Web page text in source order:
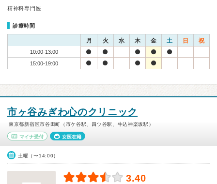
精神科専門医
診療時間
月 火 水 木 金 土 日 祝
10:00-13:00
15:00-19:00
市ヶ谷みぎわ心のクリニック
東京都新宿区市谷田町（市ケ谷駅、四ツ谷駅、牛込神楽坂駅）
マイナ受付 女医在籍
土曜（〜14:00）
3.40